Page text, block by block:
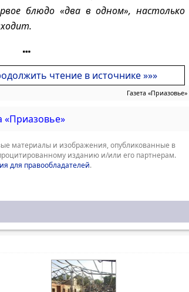
блюдо «два в одном», настолько
чтение в источнике »»»
Газета «Приазовье»
«Приазовье»
материалы и изображения, опубликованные в
изданию и/или его партнерам.
для правообладателей.